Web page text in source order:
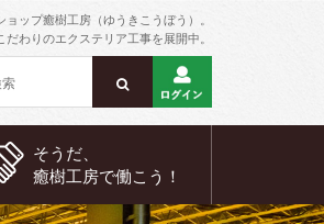
ップ癒樹工房（ゆうきこうぼう）。
わりのエクステリア工事を展開中。
そうだ、
癒樹工房で働こう！